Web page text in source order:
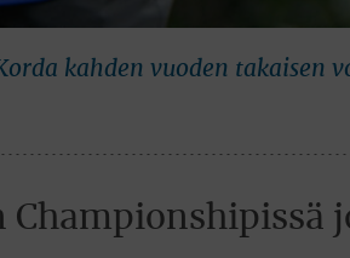
kahden vuoden takaisen